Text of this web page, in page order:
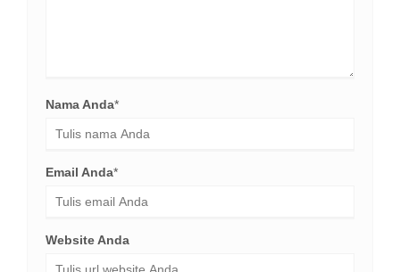
Nama Anda*
Email Anda*
Website Anda